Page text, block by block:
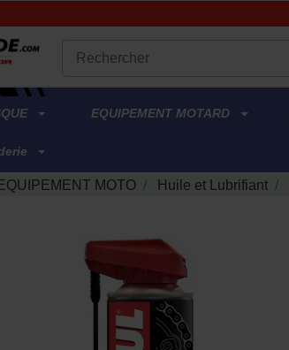
EQUIPEMENT MOTARD
EQUIPEMENT MOTO Huile et Lubrifiant